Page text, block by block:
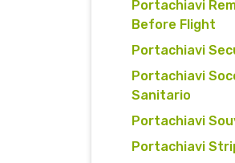
Portachiavi
Before Flight
Portachiavi
Portachiavi
Sanitario
Portachiavi
Portachiavi